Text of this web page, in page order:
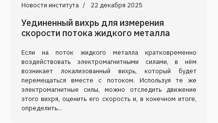
Новости института 22 декабря 2025
Уединенный вихрь для измерения
скорости потока жидкого металла
Если на поток жидкого металла кратковременно
воздействовать электромагнитными силами, в нём
возникает локализованный вихрь, который будет
перемещаться вместе с потоком. Используя те же
электромагнитные силы, можно отследить движение
этого вихря, оценить его скорость и, в конечном итоге,
определить...